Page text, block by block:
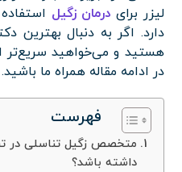
لیزر برای درمان زگیل
دارد. اگر به دنبال بهترین
هستید و می‌خواهید سریع‌تر
در ادامه مقاله همراه ما باشید.
فهرست
متخصص زگیل تناسلی در
داشته باشد؟